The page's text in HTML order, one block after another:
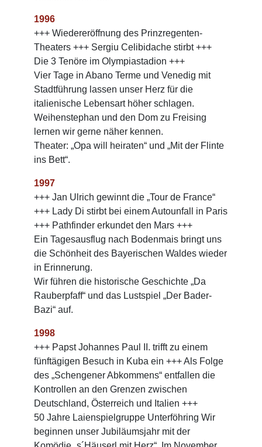
1996
+++ Wiedereröffnung des Prinzregenten-
Theaters +++ Sergiu Celibidache stirbt +++
Die 3 Tenöre im Olympiastadion +++
Vier Tage in Abano Terme und Venedig mit
Stadtführung lassen unser Herz für die
italienische Lebensart höher schlagen.
Weihenstephan und den Dom zu Freising
lernen wir gerne näher kennen.
Theater: „Opa will heiraten“ und „Mit der Flinte
ins Bett“.
1997
+++ Jan Ulrich gewinnt die „Tour de France“
+++ Lady Di stirbt bei einem Autounfall in Paris
+++ Pathfinder erkundet den Mars +++
Ein Tagesausflug nach Bodenmais bringt uns
die Schönheit des Bayerischen Waldes wieder
in Erinnerung.
Wir führen die historische Geschichte „Da
Rauberpfaff“ und das Lustspiel „Der Bader-
Bazi“ auf.
1998
+++ Papst Johannes Paul II. trifft zu einem
fünftägigen Besuch in Kuba ein +++ Als Folge
des „Schengener Abkommens“ entfallen die
Kontrollen an den Grenzen zwischen
Deutschland, Österreich und Italien +++
50 Jahre Laienspielgruppe Unterföhring Wir
beginnen unser Jubiläumsjahr mit der